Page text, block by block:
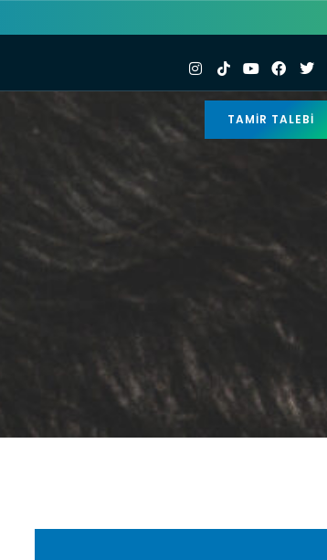
TAMIR TALEBI